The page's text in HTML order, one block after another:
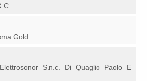
C.
Gold
S.n.c. Di Quaglio Paolo E